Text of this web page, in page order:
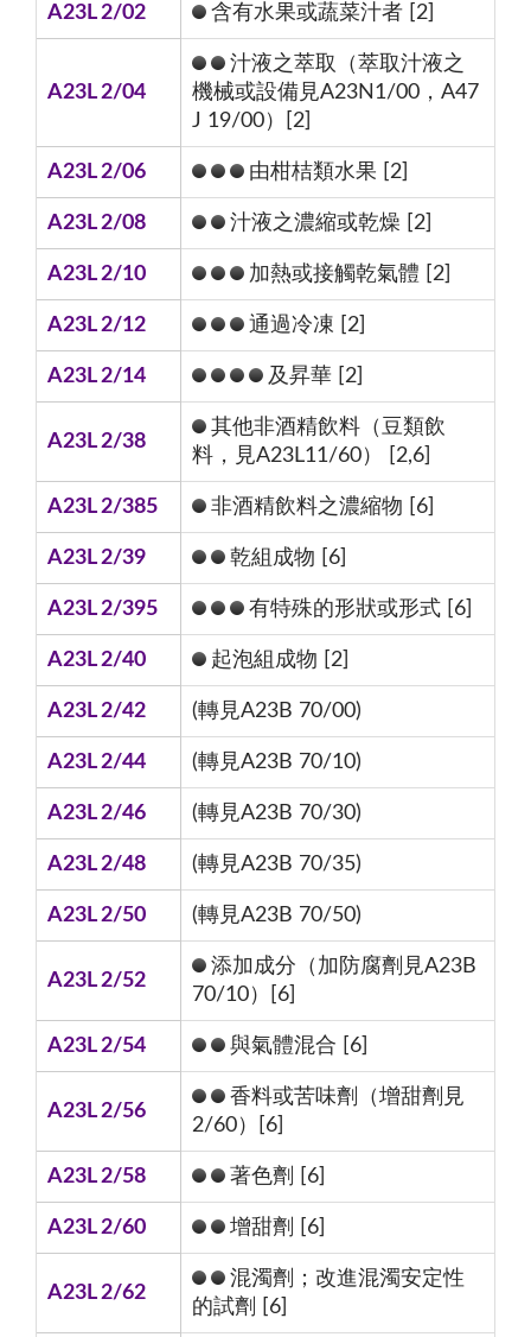
A23L 2/02 含有水果或蔬菜汁者 [2]
A23L 2/04
汁液之萃取（萃取汁液之
機械或設備見A23N1/00，A47
J 19/00）[2]
A23L 2/06 由柑桔類水果 [2]
A23L 2/08 汁液之濃縮或乾燥 [2]
A23L 2/10 加熱或接觸乾氣體 [2]
A23L 2/12 通過冷凍 [2]
A23L 2/14 及昇華 [2]
A23L 2/38
其他非酒精飲料（豆類飲
料，見A23L11/60） [2,6]
A23L 2/385 非酒精飲料之濃縮物 [6]
A23L 2/39 乾組成物 [6]
A23L 2/395 有特殊的形狀或形式 [6]
A23L 2/40 起泡組成物 [2]
A23L 2/42 (轉見A23B 70/00)
A23L 2/44 (轉見A23B 70/10)
A23L 2/46 (轉見A23B 70/30)
A23L 2/48 (轉見A23B 70/35)
A23L 2/50 (轉見A23B 70/50)
A23L 2/52
添加成分（加防腐劑見A23B
70/10）[6]
A23L 2/54 與氣體混合 [6]
A23L 2/56
香料或苦味劑（增甜劑見
2/60）[6]
A23L 2/58 著色劑 [6]
A23L 2/60 增甜劑 [6]
A23L 2/62
混濁劑；改進混濁安定性
的試劑 [6]